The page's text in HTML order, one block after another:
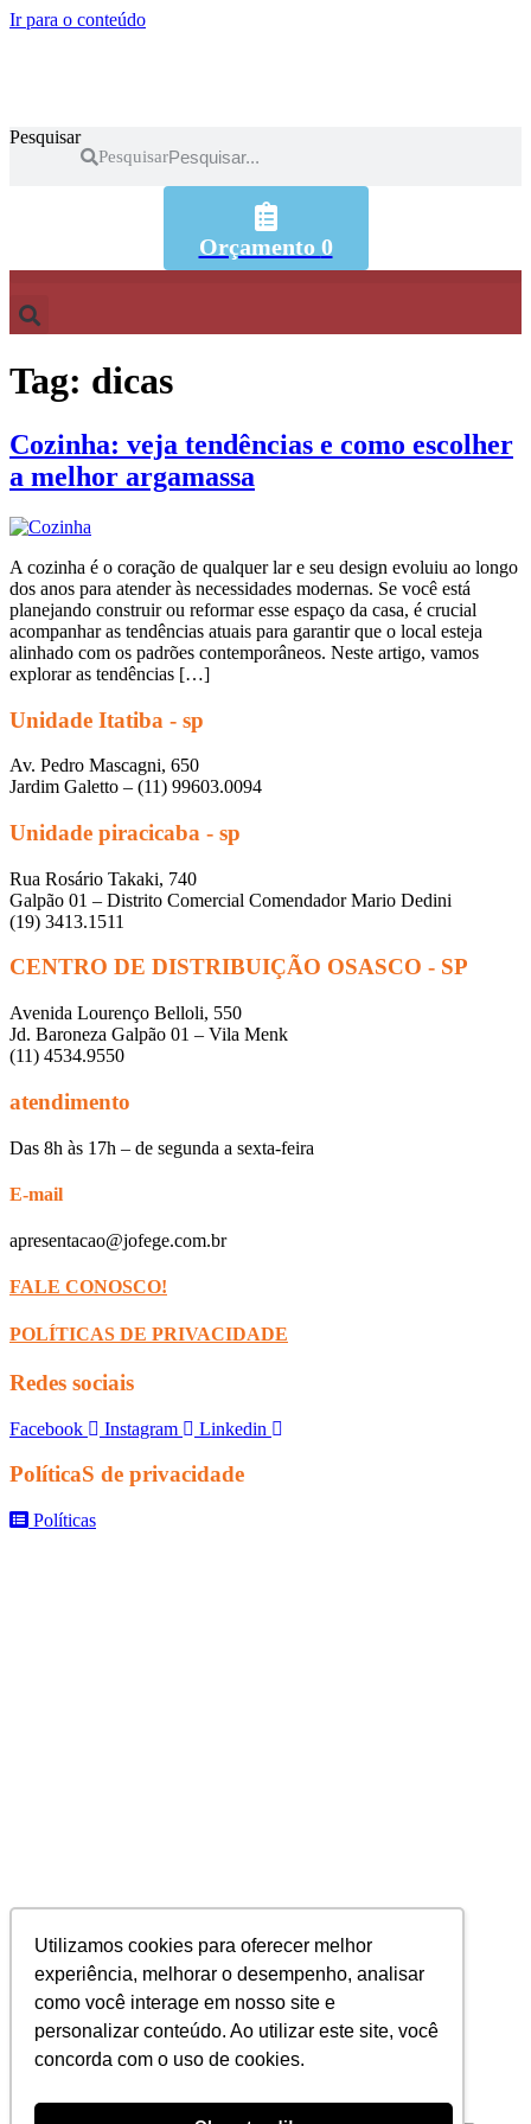
Utilizamos cookies para oferecer melhor
experiência, melhorar o desempenho, analisar
como você interage em nosso site e
personalizar conteúdo. Ao utilizar este site, você
concorda com o uso de cookies.
Ir para o conteúdo
Pesquisar
Pesquisar
Orçamento 0
Tag: dicas
Cozinha: veja tendências e como escolher
a melhor argamassa
A cozinha é o coração de qualquer lar e seu design evoluiu ao longo
dos anos para atender às necessidades modernas. Se você está
planejando construir ou reformar esse espaço da casa, é crucial
acompanhar as tendências atuais para garantir que o local esteja
alinhado com os padrões contemporâneos. Neste artigo, vamos
explorar as tendências […]
Unidade Itatiba - sp
Av. Pedro Mascagni, 650
Jardim Galetto – (11) 99603.0094
Unidade piracicaba - sp
Rua Rosário Takaki, 740
Galpão 01 – Distrito Comercial Comendador Mario Dedini
(19) 3413.1511
CENTRO DE DISTRIBUIÇÃO OSASCO - SP
Avenida Lourenço Belloli, 550
Jd. Baroneza Galpão 01 – Vila Menk
(11) 4534.9550
atendimento
Das 8h às 17h – de segunda a sexta-feira
E-mail
apresentacao@jofege.com.br
FALE CONOSCO!
POLÍTICAS DE PRIVACIDADE
Redes sociais
Facebook Instagram Linkedin
PolíticaS de privacidade
Políticas
@
Sobre a Jofege MIX
FDS
Seja um revendedor